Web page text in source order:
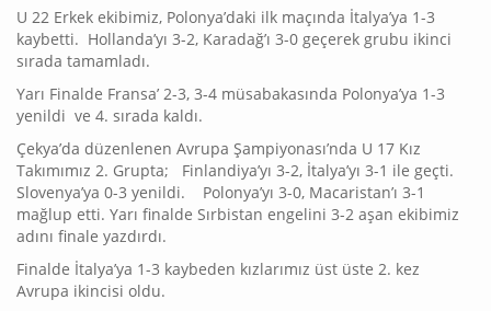
U 22 Erkek ekibimiz, Polonya’daki ilk maçında İtalya’ya 1-3
kaybetti. Hollanda’yı 3-2, Karadağ’ı 3-0 geçerek grubu ikinci
sırada tamamladı.
Yarı Finalde Fransa’ 2-3, 3-4 müsabakasında Polonya’ya 1-3
yenildi ve 4. sırada kaldı.
Çekya’da düzenlenen Avrupa Şampiyonası’nda U 17 Kız
Takımımız 2. Grupta; Finlandiya’yı 3-2, İtalya’yı 3-1 ile geçti.
Slovenya’ya 0-3 yenildi. Polonya’yı 3-0, Macaristan’ı 3-1
mağlup etti. Yarı finalde Sırbistan engelini 3-2 aşan ekibimiz
adını finale yazdırdı.
Finalde İtalya’ya 1-3 kaybeden kızlarımız üst üste 2. kez
Avrupa ikincisi oldu.